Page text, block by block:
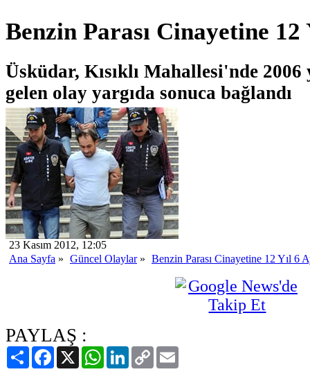
Benzin Parası Cinayetine 12
Üsküdar, Kısıklı Mahallesi'nde 2006
gelen olay yargıda sonuca bağlandı
23 Kasım 2012, 12:05
Ana Sayfa » Güncel Olaylar» Benzin Parası Cinayetine 12 Yıl 6
PAYLAŞ :
PaylaşFacebook
X WhatsAppLinkedIn
Copy
Link